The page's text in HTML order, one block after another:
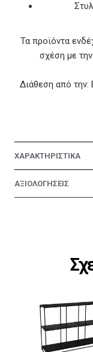
Τα προϊόντα
σχέση με
Διάθεση από την:
ΧΑΡΑΚΤΗΡΙΣΤΙΚΑ
ΑΞΙΟΛΟΓΗΣΕΙΣ